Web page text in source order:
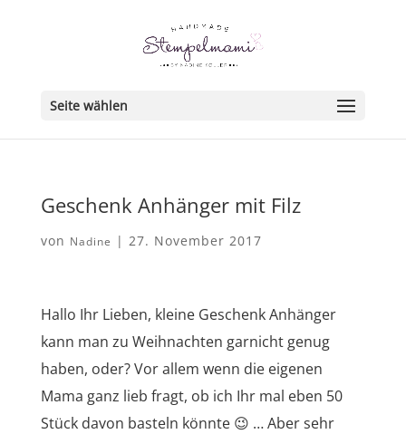
Seite wählen
Geschenk Anhänger mit Filz
von Nadine | 27. November 2017
Hallo Ihr Lieben, kleine Geschenk Anhänger
kann man zu Weihnachten garnicht genug
haben, oder? Vor allem wenn die eigenen
Mama ganz lieb fragt, ob ich Ihr mal eben 50
Stück davon basteln könnte 😉 … Aber sehr